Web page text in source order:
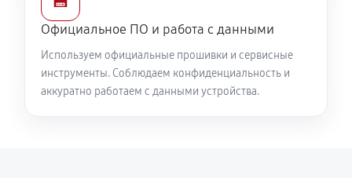
Официальное ПО и работа с данными
Используем официальные прошивки и сервисные
инструменты. Соблюдаем конфиденциальность и
аккуратно работаем с данными устройства.